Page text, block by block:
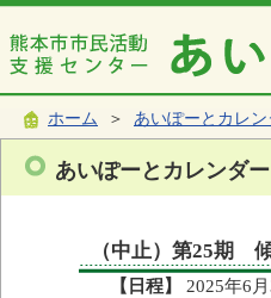
ホーム ＞ あいぽーとカレン
あいぽーとカレンダー
（中止）第25期
【日程】
2025年6